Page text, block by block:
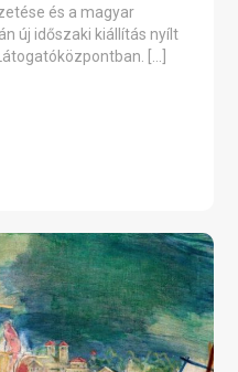
és a magyar
új időszaki kiállítás nyílt
[…]